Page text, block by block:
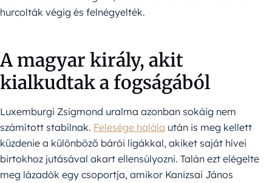
hurcolták végig és felnégyelték.
A magyar király, akit
kialkudtak a fogságából
Luxemburgi Zsigmond uralma azonban sokáig nem
számított stabilnak. Felesége halála után is meg kellett
küzdenie a különböző bárói ligákkal, akiket saját hívei
birtokhoz jutásával akart ellensúlyozni. Talán ezt elégelte
meg lázadók egy csoportja, amikor Kanizsai János